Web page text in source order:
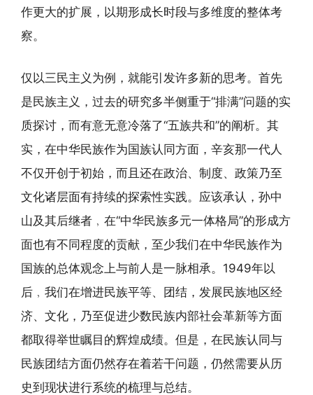
作更大的扩展，以期形成长时段与多维度的整体考
察。
仅以三民主义为例，就能引发许多新的思考。首先
是民族主义，过去的研究多半侧重于“排满”问题的实
质探讨，而有意无意冷落了“五族共和”的阐析。其
实，在中华民族作为国族认同方面，辛亥那一代人
不仅开创于初始，而且还在政治、制度、政策乃至
文化诸层面有持续的探索性实践。应该承认，孙中
山及其后继者﹐在“中华民族多元一体格局”的形成方
面也有不同程度的贡献，至少我们在中华民族作为
国族的总体观念上与前人是一脉相承。1949年以
后﹐我们在增进民族平等、团结，发展民族地区经
济、文化，乃至促进少数民族内部社会革新等方面
都取得举世瞩目的辉煌成绩。但是，在民族认同与
民族团结方面仍然存在着若干问题，仍然需要从历
史到现状进行系统的梳理与总结。